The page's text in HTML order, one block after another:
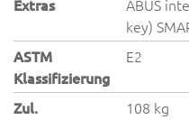
Extras
ABUS
key)
ASTM
Klassifizierung
E2
Zul.
108 kg